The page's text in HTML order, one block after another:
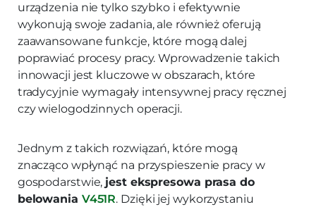
urządzenia nie tylko szybko i efektywnie
wykonują swoje zadania, ale również oferują
zaawansowane funkcje, które mogą dalej
poprawiać procesy pracy. Wprowadzenie takich
innowacji jest kluczowe w obszarach, które
tradycyjnie wymagały intensywnej pracy ręcznej
czy wielogodzinnych operacji.
Jednym z takich rozwiązań, które mogą
znacząco wpłynąć na przyspieszenie pracy w
gospodarstwie, jest ekspresowa prasa do
belowania V451R. Dzięki jej wykorzystaniu